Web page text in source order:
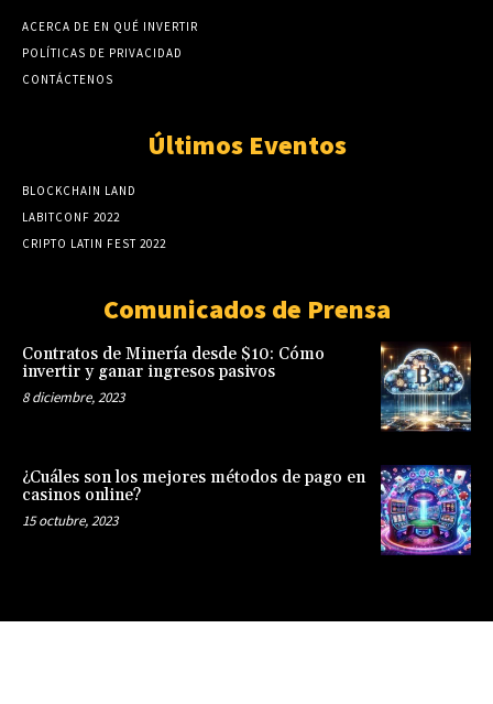
ACERCA DE EN QUÉ INVERTIR
POLÍTICAS DE PRIVACIDAD
CONTÁCTENOS
Últimos Eventos
BLOCKCHAIN LAND
LABITCONF 2022
CRIPTO LATIN FEST 2022
Comunicados de Prensa
Contratos de Minería desde $10: Cómo
invertir y ganar ingresos pasivos
8 diciembre, 2023
¿Cuáles son los mejores métodos de pago en
casinos online?
15 octubre, 2023